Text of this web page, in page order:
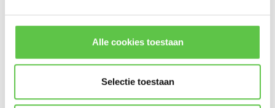
Alle cookies toestaan
Selectie toestaan
* Lees hier de wettelijke beperkingen